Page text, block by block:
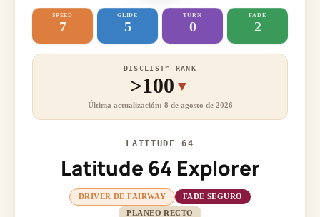
SPEED
7
GLIDE
5
TURN
0
FADE
2
DISCLIST™ RANK
>100 ▼
Última actualización: 8 de agosto de 2026
LATITUDE 64
Latitude 64 Explorer
DRIVER DE FAIRWAY
FADE SEGURO
PLANEO RECTO